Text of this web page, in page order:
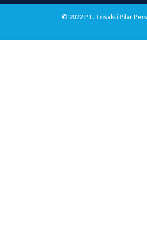
© 2022 PT. Trisakti Pilar